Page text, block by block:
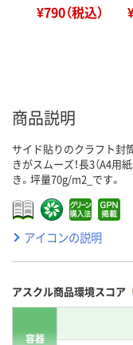
¥790（税込）
商品説明
サイド貼りのクラフト封
きがスムーズ！長3（A4用
き。坪量70g/m2_です。
アイコンの説明
アスクル商品環境スコア
容器